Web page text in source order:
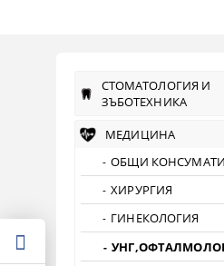
СТОМАТОЛОГИЯ И
ЗЪБОТЕХНИКА
МЕДИЦИНА
ОБЩИ
ХИРУРГИЯ
ГИНЕКОЛОГИЯ